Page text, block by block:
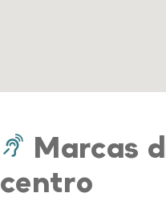
Marcas
centro